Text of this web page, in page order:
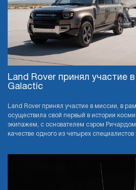
Land Rover принял участие
Galactic
Land Rover принял участие в миссии, в
осуществила свой первый в истории
экипажем, с основателем сэром
качестве одного из четырех специалистов